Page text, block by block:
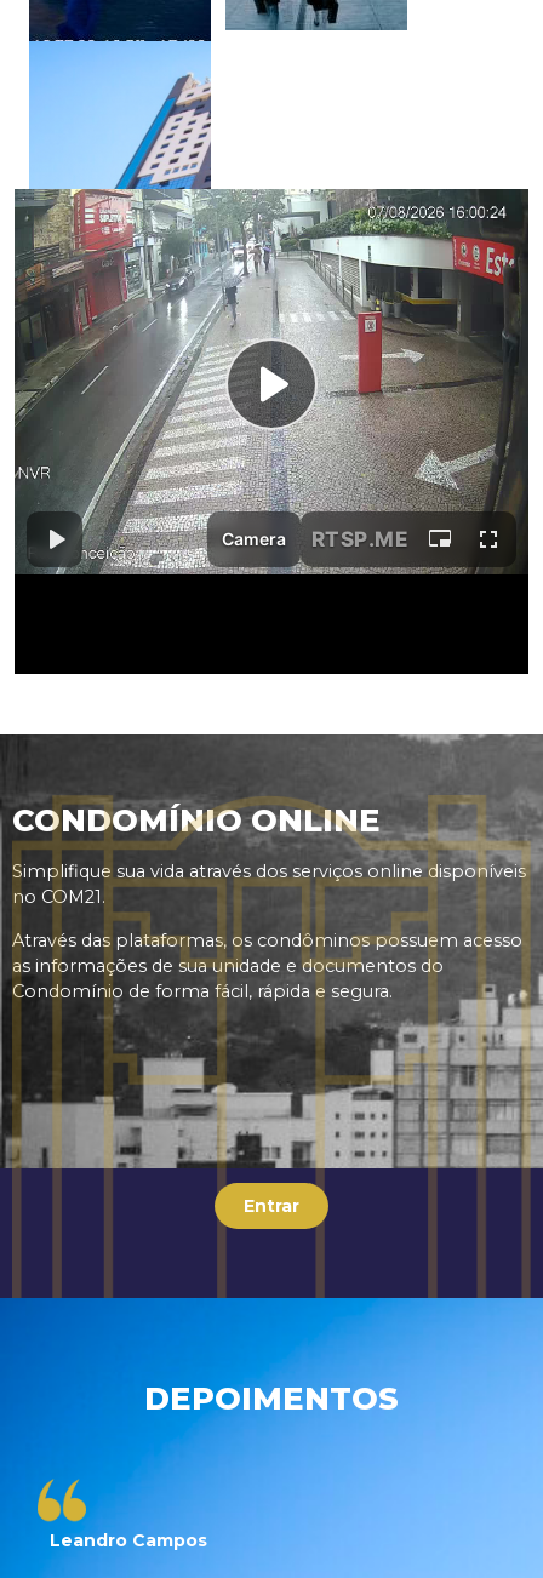
CONDOMÍNIO ONLINE
Simplifique sua vida através dos serviços online disponíveis
no COM21.
Através das plataformas, os condôminos possuem acesso
as informações de sua unidade e documentos do
Condomínio de forma fácil, rápida e segura.
Entrar
DEPOIMENTOS
Leandro Campos